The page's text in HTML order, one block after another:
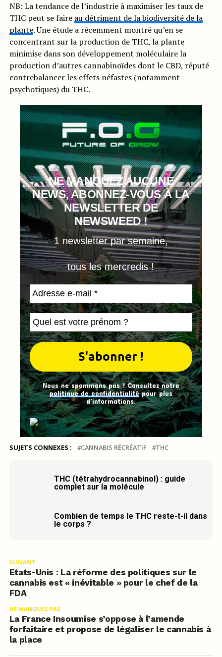
NB: La tendance de l’industrie à maximiser les taux de
THC peut se faire au détriment de la biodiversité de la
plante. Une étude a récemment montré qu’en se
concentrant sur la production de THC, la plante
minimise dans son développement moléculaire la
production d’autres cannabinoïdes dont le CBD, réputé
contrebalancer les effets néfastes (notamment
psychotiques) du THC.
NE MANQUEZ AUCUNE
NEWS, ABONNEZ-VOUS À LA
NEWSLETTER DE
NEWSWEED !
1 newsletter par semaine,
tous les mercredis !
Nous ne spammons pas ! Consultez notre
politique de confidentialitépour plus
d’informations.
SUJETS CONNEXES : CANNABIS RÉCRÉATIF THC
THC (tétrahydrocannabinol) : guide
complet sur la molécule
Combien de temps le THC reste-t-il dans
le corps ?
SUIVANT
Etats-Unis : La réforme des politiques sur le
cannabis est « inévitable » pour le chef de la
FDA
NE MANQUEZ PAS
La France Insoumise s’oppose à l’amende
forfaitaire et propose de légaliser le cannabis à
la place